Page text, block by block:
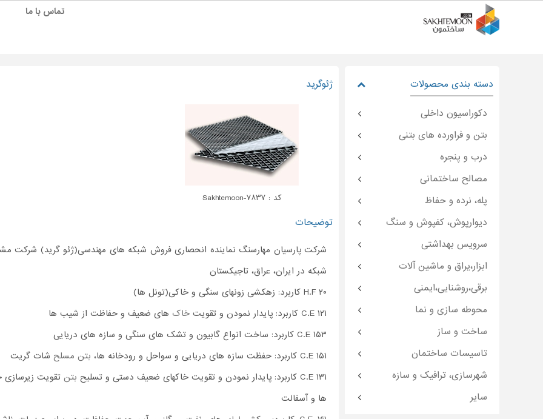
تماس با ما
ژئوگرید
کد : Sakhtemoon-۷۸۳۷
توضیحات
شرکت پارسیان مهارسنگ نماینده انحصاری فروش شبکه های مهندسی(ژئو گرید) شرکت
شبکه در ایران، عراق، تاجیکستان
H.F ۲۰ کاربرد: زهکشی زونهای سنگی و خاکی(تونل ها)
C.E ۱۲۱ کاربرد: پایدار نمودن و تقویت
خاک های ضعیف و حفاظت از شیب ها
C.E ۱۵۳ کاربرد: ساخت انواع گابیون و تشک های سنگی و سازه های دریایی
C.E ۱۵۱ کاربرد: حفظت سازه های دریایی و سواحل و رودخانه ها،
بتن مسلح شات گریت
C.E ۱۳۱ کاربرد: پایدار نمودن و تقویت خاکهای ضعیف دستی و تسلیح
بتن تقویت زیرسازی
ها و آسفالت
دسته بندی محصولات
دکوراسیون داخلی
بتن و فراورده های بتنی
درب و پنجره
مصالح ساختمانی
پله، نرده و حفاظ
دیوارپوش، کفپوش و سنگ
سرویس بهداشتی
ابزار،یراق و ماشین آلات
برقی،روشنایی،ایمنی
محوطه سازی و نما
ساخت و ساز
تاسیسات ساختمان
شهرسازی، ترافیک و سازه
سایر